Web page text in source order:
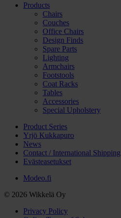
Products
Chairs
Couches
Office Chairs
Design Finds
Spare Parts
Lighting
Armchairs
Footstools
Coat Racks
Tables
Accessories
Special Upholstery
Product Series
Yrjö Kukkapuro
News
Contact / International Shipping
Evästeasetukset
Modeo.fi
© 2026 Wikkelä Oy
Privacy Policy